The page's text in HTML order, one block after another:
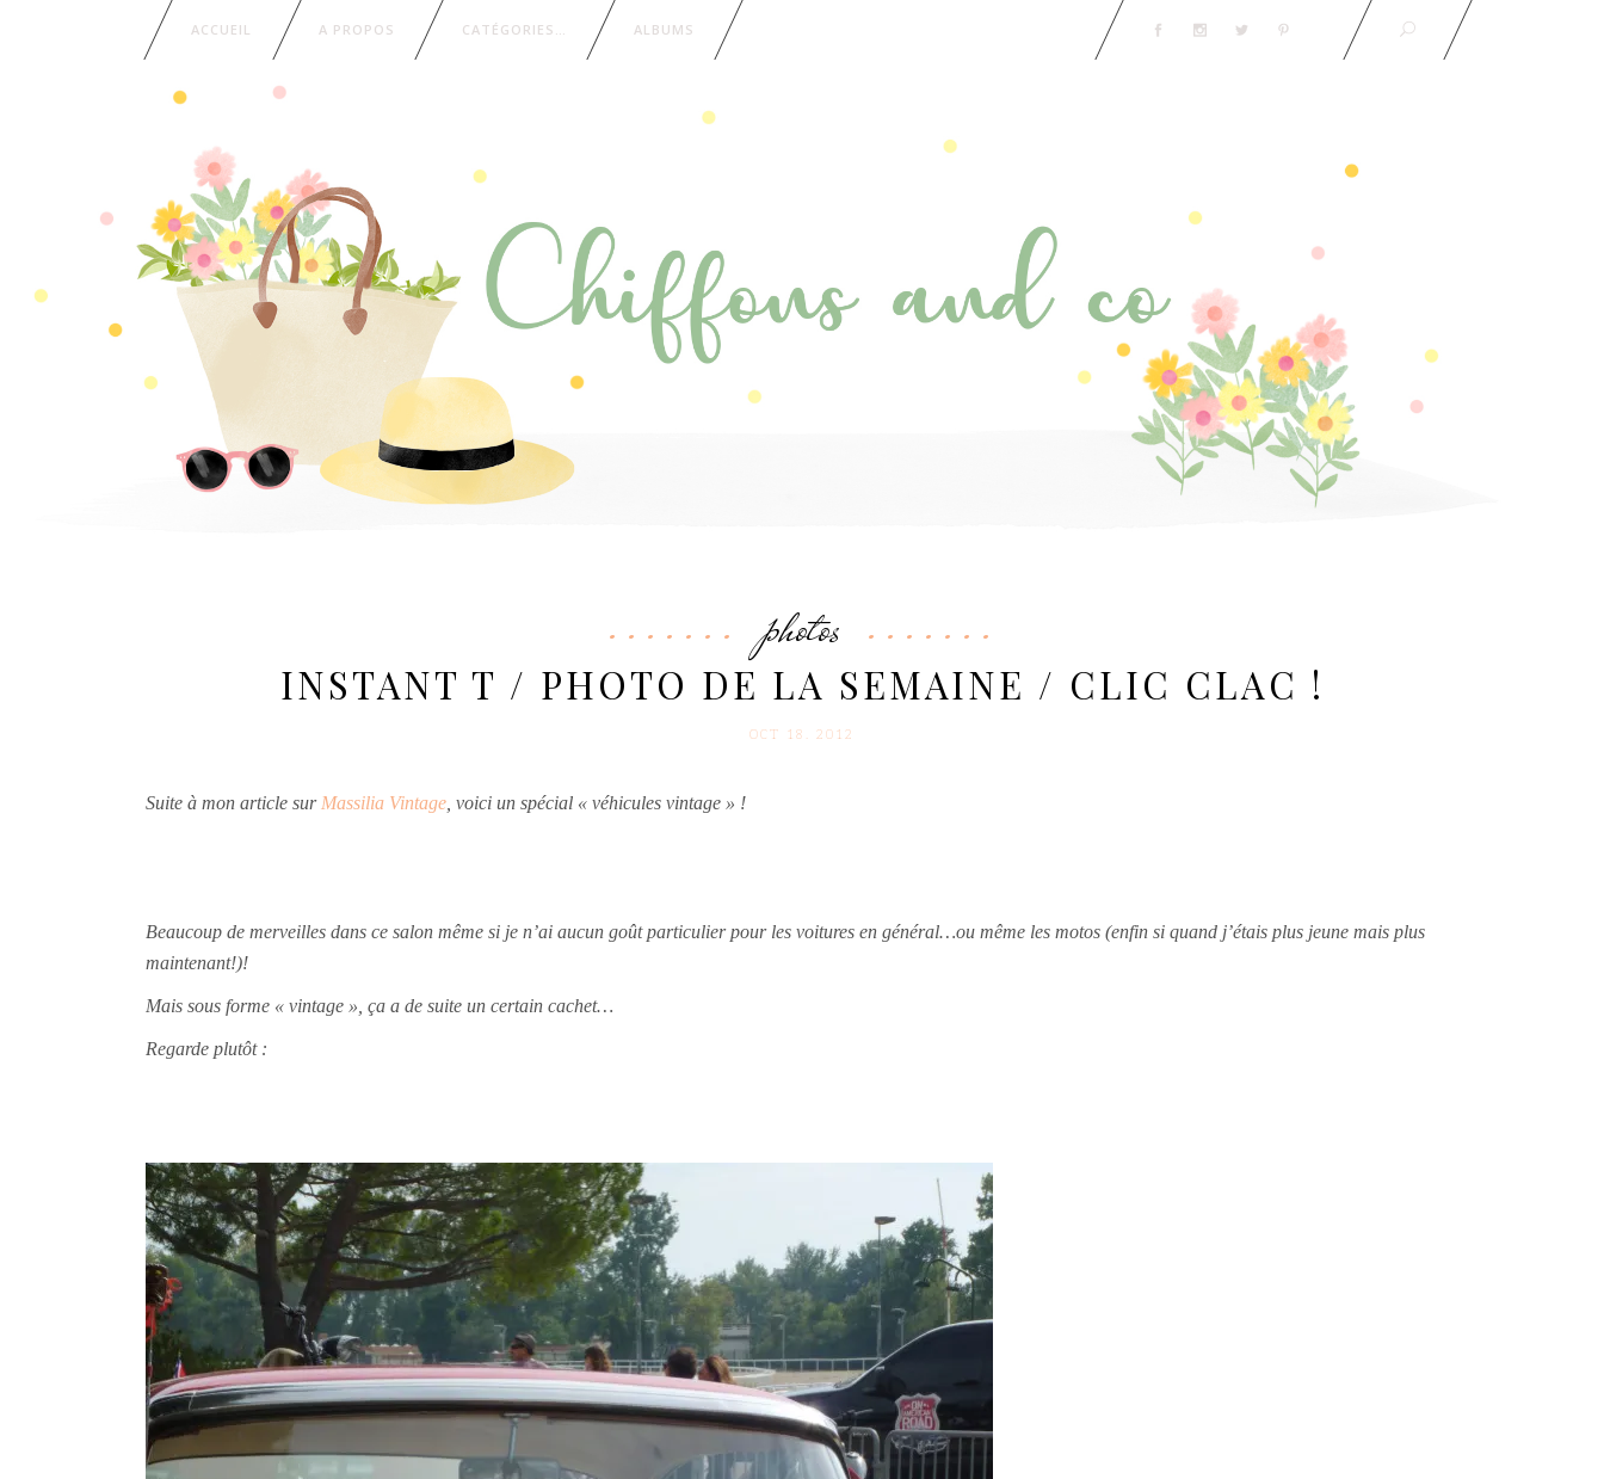
ACCUEIL A PROPOS CATÉGORIES… ALBUMS
photos
INSTANT T / PHOTO DE LA SEMAINE / CLIC CLAC !
OCT 18. 2012
Suite à mon article sur Massilia Vintage , voici un spécial « véhicules vintage » !
Beaucoup de merveilles dans ce salon même si je n’ai aucun goût particulier pour les voitures en général…ou même les motos (enfin si quand j’étais plus jeune mais plus
maintenant!)!
Mais sous forme « vintage », ça a de suite un certain cachet…
Regarde plutôt :